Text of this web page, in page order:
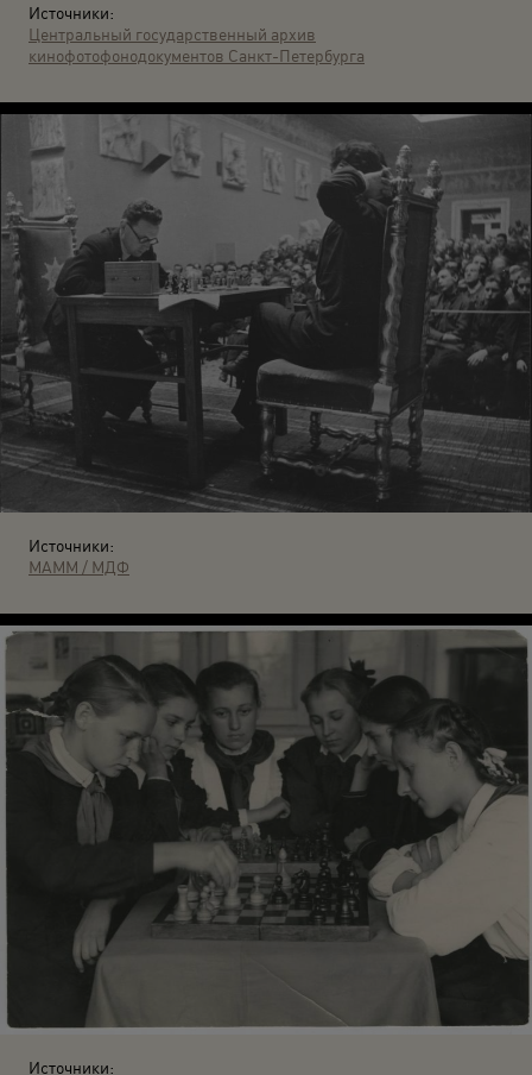
Источники:
Центральный государственный архив
кинофотофонодокументов Санкт-Петербурга
Источники:
МАММ / МДФ
Источники: